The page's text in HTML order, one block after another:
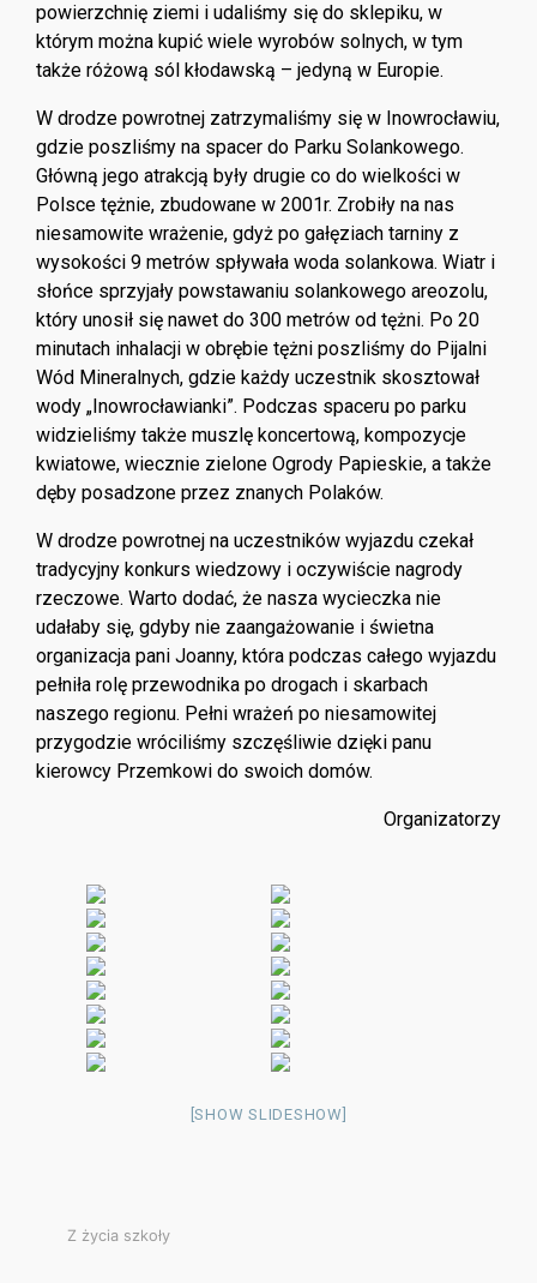
powierzchnię ziemi i udaliśmy się do sklepiku, w
którym można kupić wiele wyrobów solnych, w tym
także różową sól kłodawską – jedyną w Europie.
W drodze powrotnej zatrzymaliśmy się w Inowrocławiu,
gdzie poszliśmy na spacer do Parku Solankowego.
Główną jego atrakcją były drugie co do wielkości w
Polsce tężnie, zbudowane w 2001r. Zrobiły na nas
niesamowite wrażenie, gdyż po gałęziach tarniny z
wysokości 9 metrów spływała woda solankowa. Wiatr i
słońce sprzyjały powstawaniu solankowego areozolu,
który unosił się nawet do 300 metrów od tężni. Po 20
minutach inhalacji w obrębie tężni poszliśmy do Pijalni
Wód Mineralnych, gdzie każdy uczestnik skosztował
wody „Inowrocławianki”. Podczas spaceru po parku
widzieliśmy także muszlę koncertową, kompozycje
kwiatowe, wiecznie zielone Ogrody Papieskie, a także
dęby posadzone przez znanych Polaków.
W drodze powrotnej na uczestników wyjazdu czekał
tradycyjny konkurs wiedzowy i oczywiście nagrody
rzeczowe. Warto dodać, że nasza wycieczka nie
udałaby się, gdyby nie zaangażowanie i świetna
organizacja pani Joanny, która podczas całego wyjazdu
pełniła rolę przewodnika po drogach i skarbach
naszego regionu. Pełni wrażeń po niesamowitej
przygodzie wróciliśmy szczęśliwie dzięki panu
kierowcy Przemkowi do swoich domów.
Organizatorzy
[SHOW SLIDESHOW]
Z życia szkoły